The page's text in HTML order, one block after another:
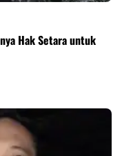
Hak Setara untuk